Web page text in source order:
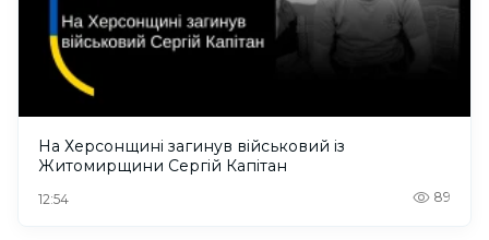
На Херсонщині загинув військовий із
Житомирщини Сергій Капітан
12:54 89